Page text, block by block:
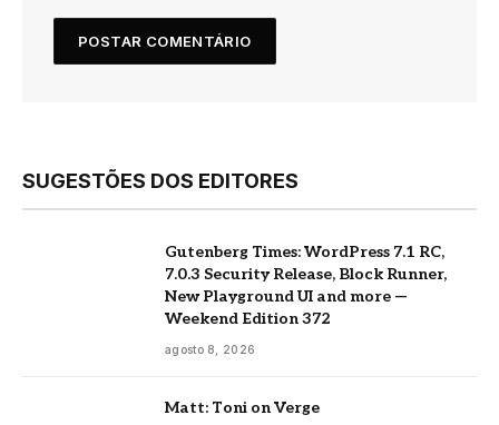
SUGESTÕES DOS EDITORES
Gutenberg Times: WordPress 7.1 RC,
7.0.3 Security Release, Block Runner,
New Playground UI and more —
Weekend Edition 372
agosto 8, 2026
Matt: Toni on Verge